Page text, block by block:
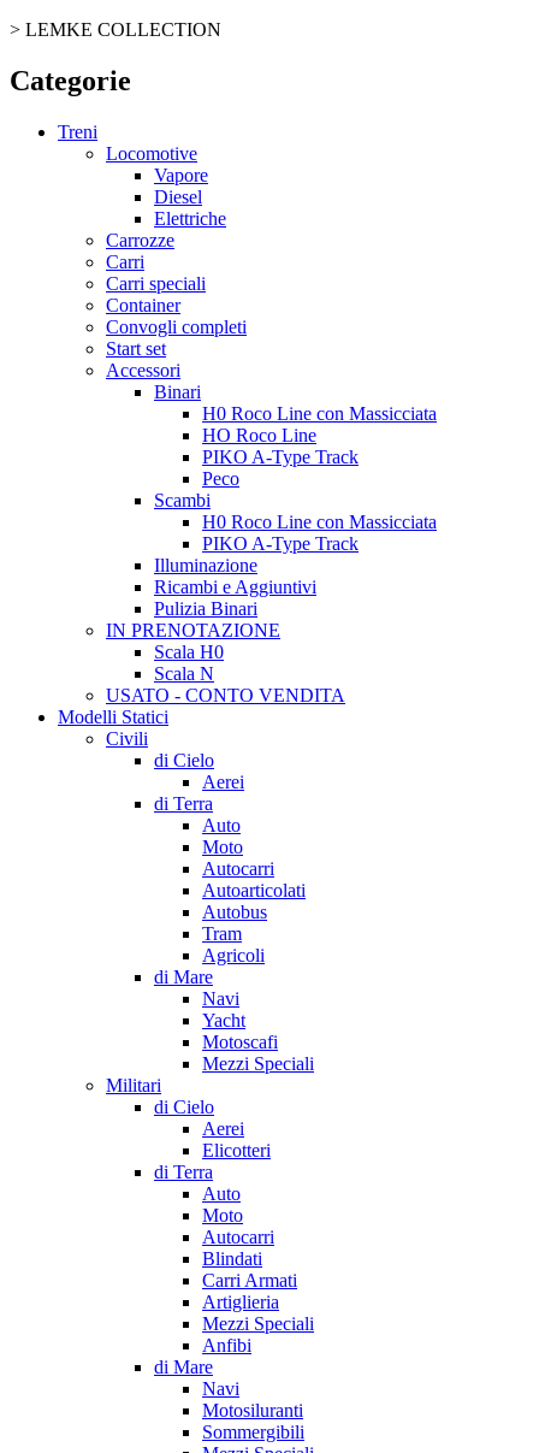
> LEMKE COLLECTION
Categorie
Treni
Locomotive
Vapore
Diesel
Elettriche
Carrozze
Carri
Carri speciali
Container
Convogli completi
Start set
Accessori
Binari
H0 Roco Line con Massicciata
HO Roco Line
PIKO A-Type Track
Peco
Scambi
H0 Roco Line con Massicciata
PIKO A-Type Track
Illuminazione
Ricambi e Aggiuntivi
Pulizia Binari
IN PRENOTAZIONE
Scala H0
Scala N
USATO - CONTO VENDITA
Modelli Statici
Civili
di Cielo
Aerei
di Terra
Auto
Moto
Autocarri
Autoarticolati
Autobus
Tram
Agricoli
di Mare
Navi
Yacht
Motoscafi
Mezzi Speciali
Militari
di Cielo
Aerei
Elicotteri
di Terra
Auto
Moto
Autocarri
Blindati
Carri Armati
Artiglieria
Mezzi Speciali
Anfibi
di Mare
Navi
Motosiluranti
Sommergibili